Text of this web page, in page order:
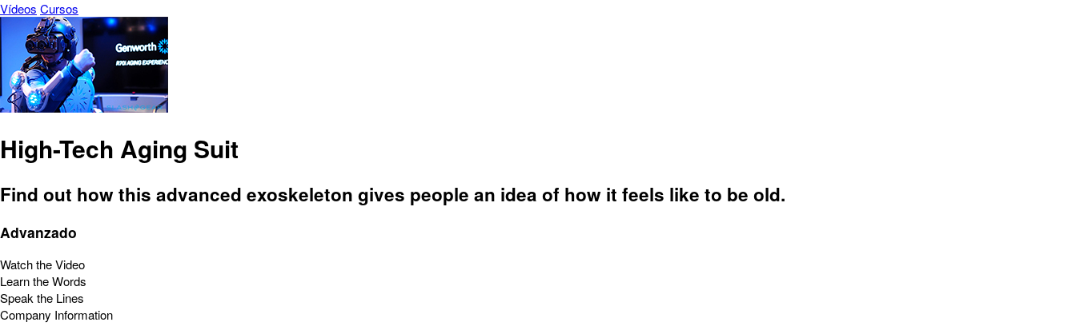
Vídeos Cursos
High-Tech Aging Suit
Find out how this advanced exoskeleton gives people an idea of how it feels like to be old.
Advanzado
Watch the Video
Learn the Words
Speak the Lines
Company Information